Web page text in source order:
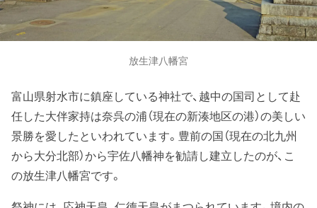
放生津八幡宮
富山県射水市に鎮座している神社で、越中の国司として赴
任した大伴家持は奈呉の浦（現在の新湊地区の港）の美しい
景勝を愛したといわれています。豊前の国（現在の北九州
から大分北部）から宇佐八幡神を勧請し建立したのが、こ
の放生津八幡宮です。